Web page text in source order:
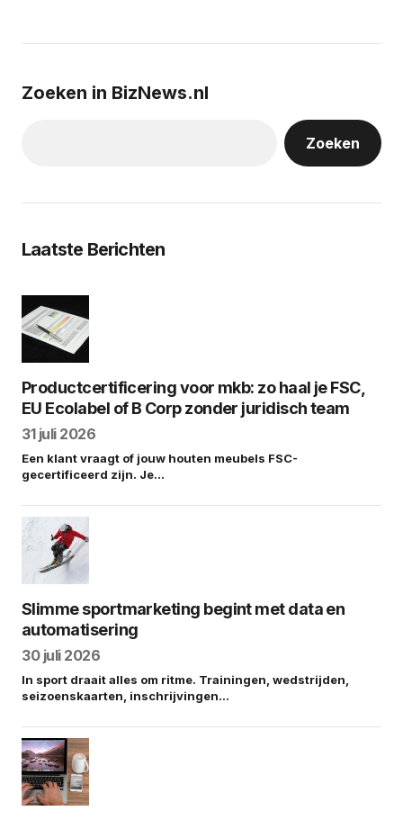
Zoeken in BizNews.nl
Zoeken
Laatste Berichten
Productcertificering voor mkb: zo haal je FSC,
EU Ecolabel of B Corp zonder juridisch team
31 juli 2026
Een klant vraagt of jouw houten meubels FSC-
gecertificeerd zijn. Je…
Slimme sportmarketing begint met data en
automatisering
30 juli 2026
In sport draait alles om ritme. Trainingen, wedstrijden,
seizoenskaarten, inschrijvingen…